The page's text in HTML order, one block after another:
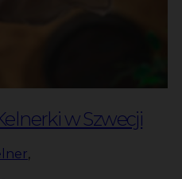
w Szwecji
,